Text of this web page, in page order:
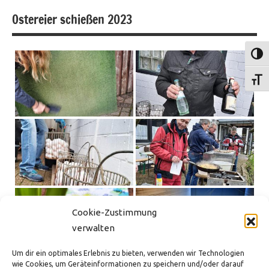
Cookie-Zustimmung
verwalten
Um dir ein optimales Erlebnis zu bieten, verwenden wir Technologien
wie Cookies, um Geräteinformationen zu speichern und/oder darauf
Ostereier schießen 2023